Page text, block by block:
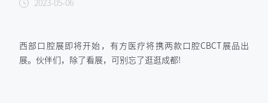
2023-05-06
西部口腔展即将开始，有方医疗将携两款口腔CBCT展品出
展。伙伴们，除了看展，可别忘了逛逛成都!